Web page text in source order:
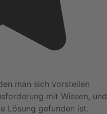
man sich vorstellen
mit Wissen, und
Lösung gefunden ist.